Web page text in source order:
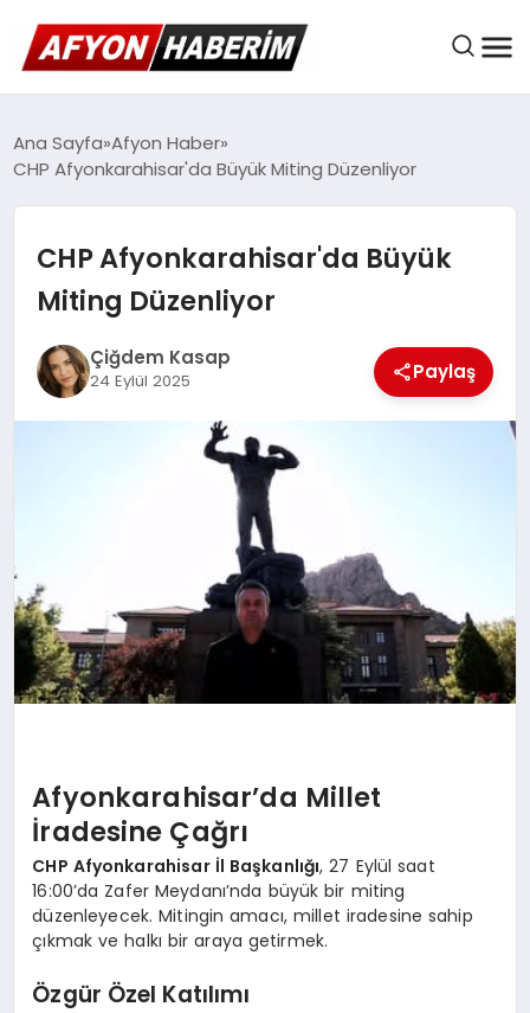
AFYON HABER
BELEDIYELER
EKONOMI
SPOR
MAGAZIN
TEKNOLOJI
Ana Sayfa Afyon Haber
CHP Afyonkarahisar'da Büyük Miting Düzenliyor
CHP Afyonkarahisar'da Büyük
Miting Düzenliyor
Çiğdem Kasap
24 Eylül 2025 Paylaş
Afyonkarahisar’da Millet
İradesine Çağrı
CHP Afyonkarahisar İl Başkanlığı, 27 Eylül saat
16:00’da Zafer Meydanı’nda büyük bir miting
düzenleyecek. Mitingin amacı, millet iradesine sahip
çıkmak ve halkı bir araya getirmek.
Özgür Özel Katılımı